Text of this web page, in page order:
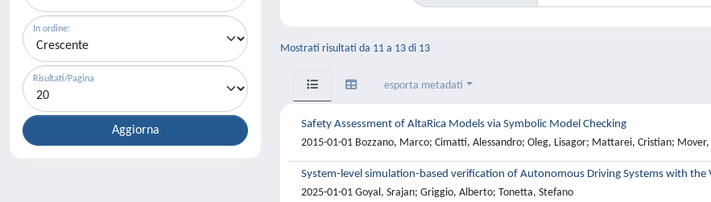
In ordine:
Risultati/Pagina
Mostrati risultati da 11 a 13 di 13
esporta metadati
Safety Assessment of AltaRica Models via Symbolic Model Checking
2015-01-01 Bozzano, Marco; Cimatti, Alessandro; Oleg, Lisagor; Mattarei, Cristian;
System-level simulation-based verification of Autonomous Driving Systems with the
2025-01-01 Goyal, Srajan; Griggio, Alberto; Tonetta, Stefano